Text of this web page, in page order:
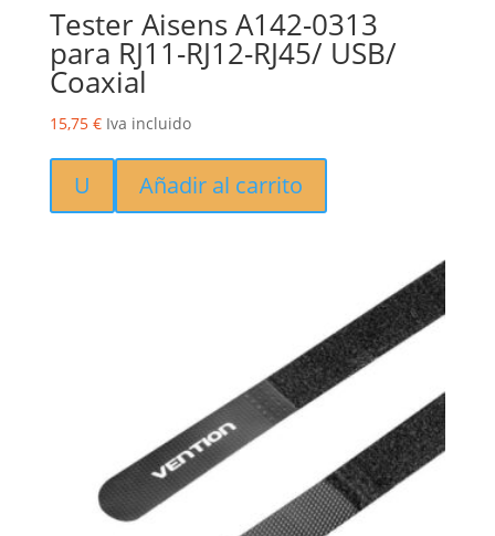
Tester Aisens A142-0313
para RJ11-RJ12-RJ45/ USB/
Coaxial
15,75 € Iva incluido
U Añadir al carrito